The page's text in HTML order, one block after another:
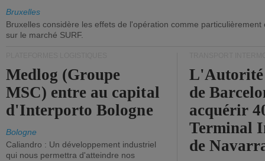
Bruxelles
Bruxelles considère les effets de l'opération comme
sur le marché SURF.
Medlog (Groupe
MSC) entre au capital
d'Interporto Bologne
Bologne
Caliandro : Un développement industriel
qui nous permettra d'atteindre nos
de
acquérir
Terminal
de